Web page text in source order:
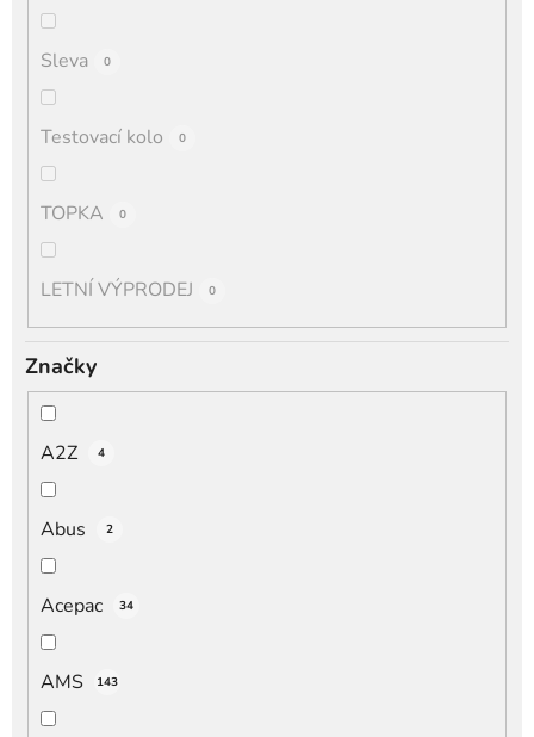
Sleva 0
Testovací kolo 0
TOPKA 0
LETNÍ VÝPRODEJ 0
Značky
A2Z 4
Abus 2
Acepac 34
AMS 143